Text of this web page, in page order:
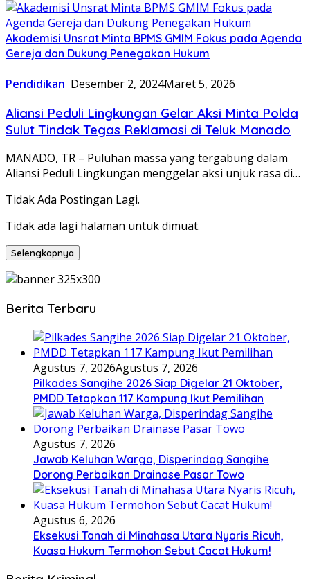
Akademisi Unsrat Minta BPMS GMIM Fokus pada Agenda
Gereja dan Dukung Penegakan Hukum
Pendidikan Desember 2, 2024Maret 5, 2026
Aliansi Peduli Lingkungan Gelar Aksi Minta Polda
Sulut Tindak Tegas Reklamasi di Teluk Manado
MANADO, TR – Puluhan massa yang tergabung dalam
Aliansi Peduli Lingkungan menggelar aksi unjuk rasa di…
Tidak Ada Postingan Lagi.
Tidak ada lagi halaman untuk dimuat.
Selengkapnya
Berita Terbaru
Agustus 7, 2026Agustus 7, 2026
Pilkades Sangihe 2026 Siap Digelar 21 Oktober,
PMDD Tetapkan 117 Kampung Ikut Pemilihan
Agustus 7, 2026
Jawab Keluhan Warga, Disperindag Sangihe
Dorong Perbaikan Drainase Pasar Towo
Agustus 6, 2026
Eksekusi Tanah di Minahasa Utara Nyaris Ricuh,
Kuasa Hukum Termohon Sebut Cacat Hukum!